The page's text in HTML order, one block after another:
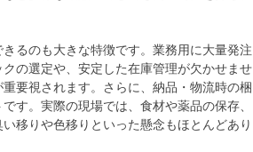
るのも大きな特徴です。業務用に大量発注
の選定や、安定した在庫管理が欠かせませ
要視されます。さらに、納品・物流時の梱
す。実際の現場では、食材や薬品の保存、
移りや色移りといった懸念もほとんどあり